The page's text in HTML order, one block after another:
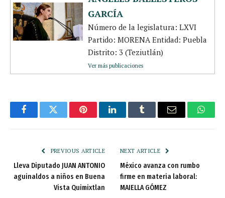
GARCÍA
Número de la legislatura: LXVI
Partido: MORENA Entidad: Puebla
Distrito: 3 (Teziutlán)
Ver más publicaciones
FacebookTwitter PinterestLinkedInTumblr Email
PREVIOUS ARTICLE
Lleva Diputado JUAN ANTONIO
aguinaldos a niños en Buena
Vista Quimixtlan
NEXT ARTICLE
México avanza con rumbo
firme en materia laboral:
MAIELLA GÓMEZ